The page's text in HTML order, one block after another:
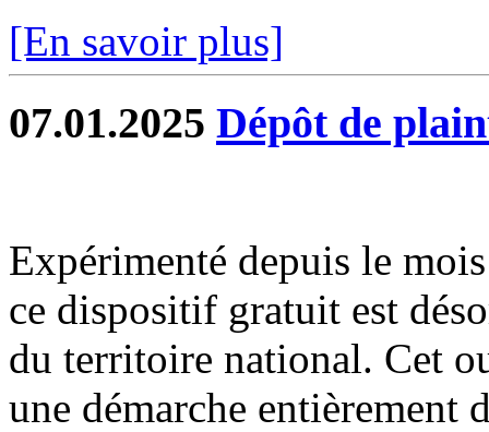
[En savoir plus]
07.01.2025 Dépôt de
Expérimenté depuis le
ce dispositif gratuit est
du territoire national. Cet
une démarche entièrement